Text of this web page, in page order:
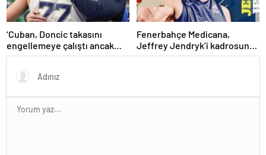
‘Cuban, Doncic takasını
engellemeye çalıştı ancak
geç kaldı’ iddiası! NBA
Fenerbahçe Medicana,
Jeffrey Jendryk’i kadrosuna
kattı